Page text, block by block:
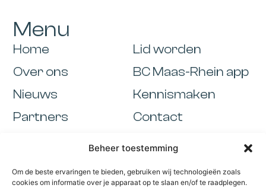
Beheer toestemming
Om de beste ervaringen te bieden, gebruiken wij technologieën zoals
cookies om informatie over je apparaat op te slaan en/of te raadplegen.
Menu
Home
Over ons
Nieuws
Partners
Lid worden
BC Maas-Rhein app
Kennismaken
Contact
Informatie
Cookiebeleid